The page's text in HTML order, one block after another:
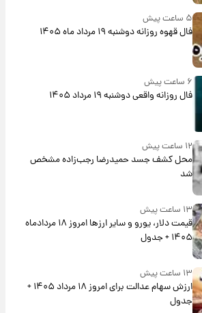
۵ ساعت پیش
فال قهوه روزانه دوشنبه ۱۹ مرداد ماه ۱۴۰۵
فال روزانه واقعی دوشنبه ۱۹ مرداد ۱۴۰۵
۱۲ ساعت پیش
محل کشف جسد حمیدرضا رجب‌زاده مشخص
شد
۱۳ ساعت پیش
قیمت دلار، یورو و سایر ارزها امروز ۱۸ مردادماه
۱۴۰۵ + جدول
۱۳ ساعت پیش
ارزش سهام عدالت برای امروز ۱۸ مرداد ۱۴۰۵ +
جدول